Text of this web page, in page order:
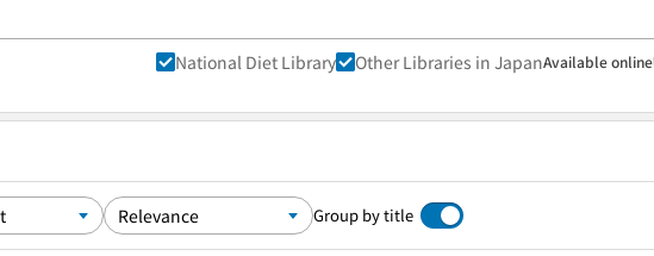
National Diet Library Other Libraries in JapanAvailable online
Group by title